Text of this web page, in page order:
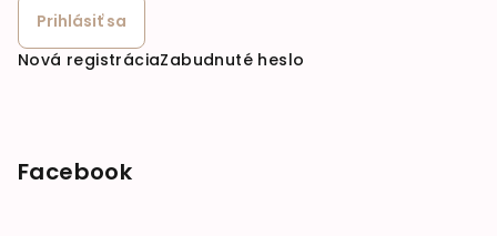
Prihlásiť sa
Nová registráciaZabudnuté heslo
Facebook